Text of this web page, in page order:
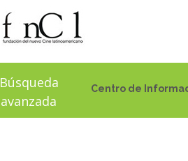
Centro de
Búsqueda
avanzada